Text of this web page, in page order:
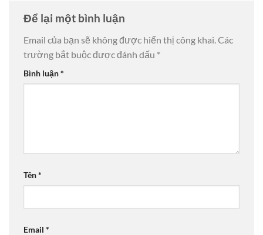
Để lại một bình luận
Email của bạn sẽ không được hiển thị công khai.Các
trường bắt buộc được đánh dấu *
Bình luận*
Tên*
Email *